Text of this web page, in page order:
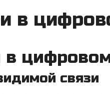
в
в
связи